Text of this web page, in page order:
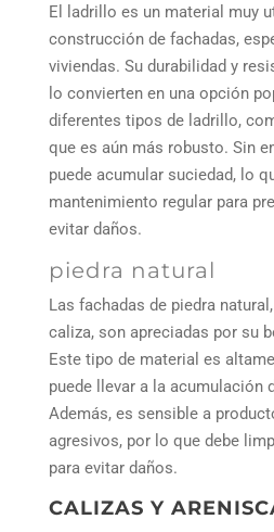
El ladrillo es un material muy
construcción de fachadas,
viviendas. Su durabilidad y
lo convierten en una opción
diferentes tipos de ladrillo,
que es aún más robusto. Sin
puede acumular suciedad, lo
mantenimiento regular para
evitar daños.
piedra natural
Las fachadas de piedra
caliza, son apreciadas por su
Este tipo de material es
puede llevar a la acumulación
Además, es sensible a
agresivos, por lo que debe
para evitar daños.
CALIZAS Y